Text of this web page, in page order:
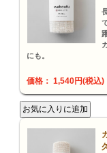
にも。
価格： 1,540円(税込)